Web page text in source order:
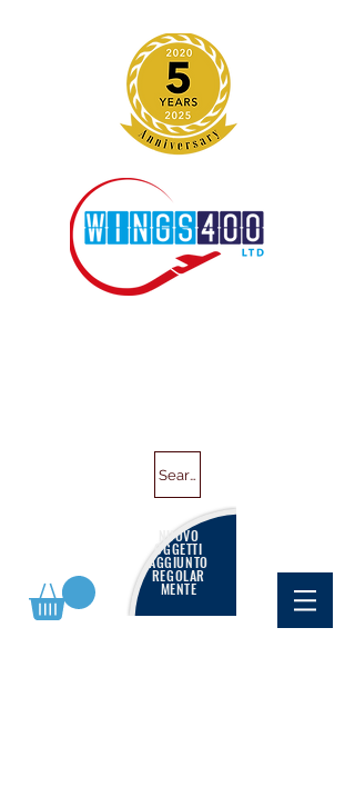
Search
NUOVO
OGGETTI
AGGIUNTO
REGOLAR
MENTE